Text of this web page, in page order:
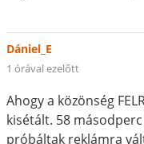
Dániel_E
1 órával ezelőtt
Ahogy a közönség
kisétált. 58 másodperc
próbáltak reklámra